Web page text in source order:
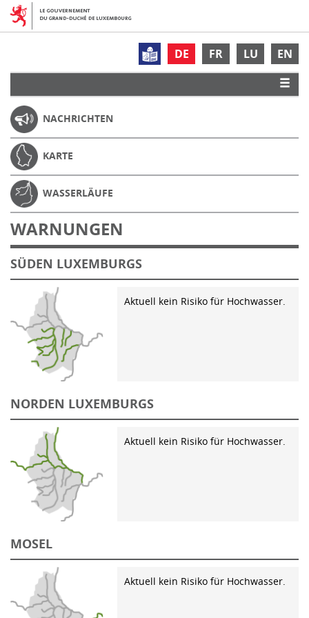
DE FR LU EN
NACHRICHTEN
KARTE
WASSERLÄUFE
WARNUNGEN
SÜDEN LUXEMBURGS
Aktuell kein Risiko für Hochwasser.
NORDEN LUXEMBURGS
Aktuell kein Risiko für Hochwasser.
MOSEL
Aktuell kein Risiko für Hochwasser.